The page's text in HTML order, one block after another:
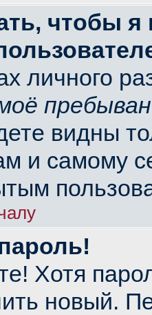
чтобы
личного
видны
и самому
Хотя
новый.